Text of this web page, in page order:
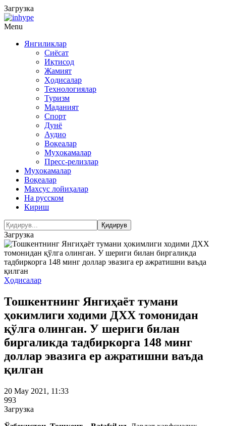
Загрузка
Menu
Янгиликлар
Сиёсат
Иқтисод
Жамият
Ҳодисалар
Технологиялар
Туризм
Маданият
Спорт
Дунё
Аудио
Воқеалар
Муҳокамалар
Пресс-релизлар
Муҳокамалар
Воқеалар
Махсус лойиҳалар
На русском
Кириш
Загрузка
Ҳодисалар
Тошкентнинг Янгиҳаёт тумани
ҳокимлиги ходими ДХХ томонидан
қўлга олинган. У шериги билан
биргаликда тадбиркорга 148 минг
доллар эвазига ер ажратишни ваъда
қилган
20 May 2021, 11:33
993
Загрузка